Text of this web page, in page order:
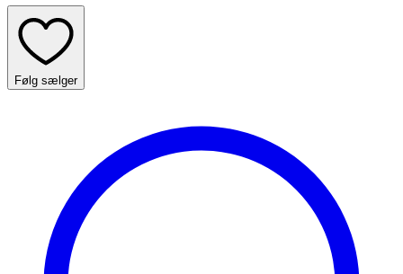
Følg sælger